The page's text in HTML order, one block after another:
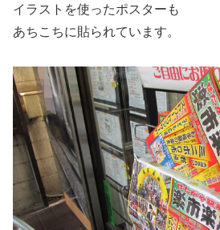
イラストを使ったポスターも
あちこちに貼られています。